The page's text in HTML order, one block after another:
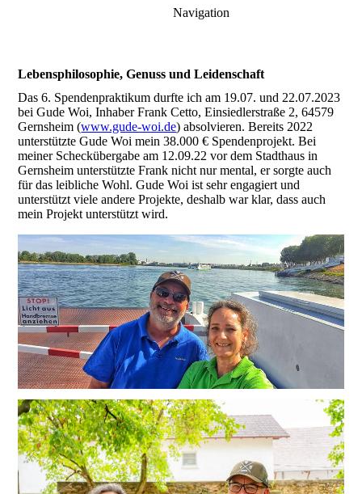
Navigation
Lebensphilosophie, Genuss und Leidenschaft
Das 6. Spendenpraktikum durfte ich am 19.07. und 22.07.2023
bei Gude Woi, Inhaber Frank Cetto, Einsiedlerstraße 2, 64579
Gernsheim (www.gude-woi.de) absolvieren. Bereits 2022
unterstützte Gude Woi mein 38.000 € Spendenprojekt. Bei
meiner Scheckübergabe am 12.09.22 vor dem Stadthaus in
Gernsheim unterstützte Frank nicht nur mental, er sorgte auch
für das leibliche Wohl. Gude Woi ist sehr engagiert und
unterstützt viele andere Projekte, deshalb war klar, dass auch
mein Projekt unterstützt wird.